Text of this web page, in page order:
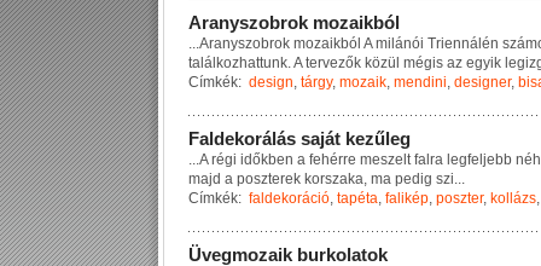
Aranyszobrok mozaikból
...Aranyszobrok mozai kbó A mi ánói Trienná én szám
ta á kozhattun k.A tervezők közü mégis az egyi k egiz
Címkék: design, tárgy, mozaik, mendini, designer,
Faldekorálás saját kezűleg
...A régi időkben a fe hérre mesze t fa ra egfe jebb né h
majd a posztere k korszaka, ma pedig szi...
Címkék: faldekoráció, tapéta, falikép, poszter, kollázs
Üvegmozaik burkolatok